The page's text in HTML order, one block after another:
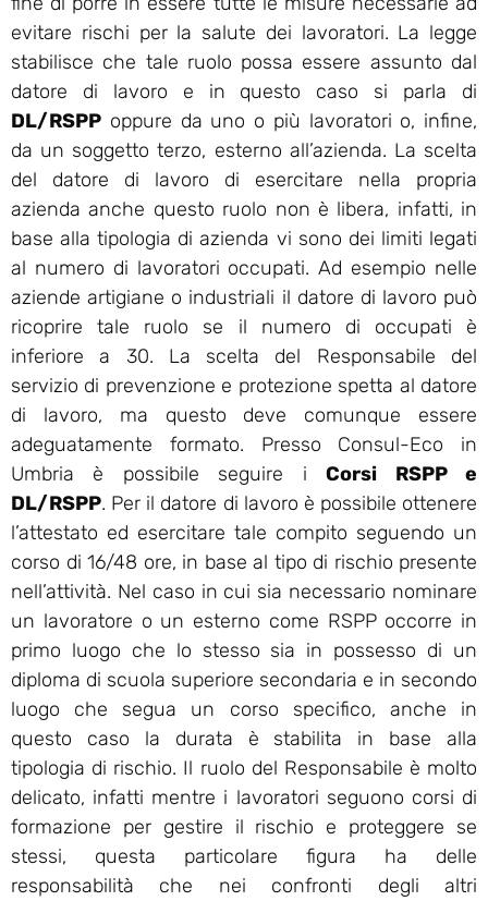
evitare rischi per la salute dei lavoratori. La legge
stabilisce che tale ruolo possa essere assunto dal
datore di lavoro e in questo caso si parla di
DL/RSPP oppure da uno o più lavoratori o, infine,
da un soggetto terzo, esterno all’azienda. La scelta
del datore di lavoro di esercitare nella propria
azienda anche questo ruolo non è libera, infatti, in
base alla tipologia di azienda vi sono dei limiti legati
al numero di lavoratori occupati. Ad esempio nelle
aziende artigiane o industriali il datore di lavoro può
ricoprire tale ruolo se il numero di occupati è
inferiore a 30. La scelta del Responsabile del
servizio di prevenzione e protezione spetta al datore
di lavoro, ma questo deve comunque essere
adeguatamente formato. Presso Consul-Eco in
Umbria è possibile seguire iCorsi RSPP e
DL/RSPP. Per il datore di lavoro è possibile ottenere
l’attestato ed esercitare tale compito seguendo un
corso di 16/48 ore, in base al tipo di rischio presente
nell’attività. Nel caso in cui sia necessario nominare
un lavoratore o un esterno come RSPP occorre in
primo luogo che lo stesso sia in possesso di un
diploma di scuola superiore secondaria e in secondo
luogo che segua un corso specifico, anche in
questo caso la durata è stabilita in base alla
tipologia di rischio. Il ruolo del Responsabile è molto
delicato, infatti mentre i lavoratori seguono corsi di
formazione per gestire il rischio e proteggere se
stessi, questa particolare figura ha delle
responsabilità che nei confronti degli altri